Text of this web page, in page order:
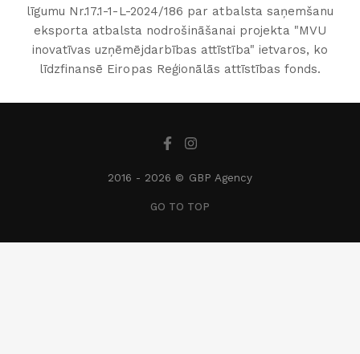
līgumu Nr.17.1-1-L-2024/186 par atbalsta saņemšanu
eksporta atbalsta nodrošināšanai projekta "MVU
inovatīvas uzņēmējdarbības attīstība" ietvaros, ko
līdzfinansē Eiropas Reģionālās attīstības fonds.
2016 - 2026 © GBP Agency
GO TO TOP